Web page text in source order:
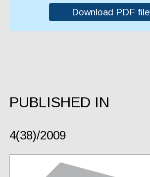
Download PDF file
PUBLISHED IN
4(38)/2009